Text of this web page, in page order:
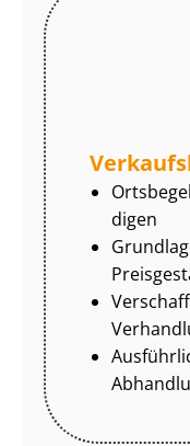
di­gen